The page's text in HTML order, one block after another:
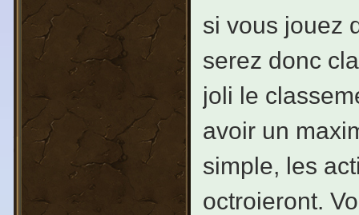
si vous jouez
serez donc
joli le
avoir un
simple, les
octroieront.